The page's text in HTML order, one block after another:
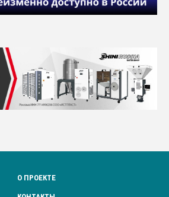
О ПРОЕКТЕ